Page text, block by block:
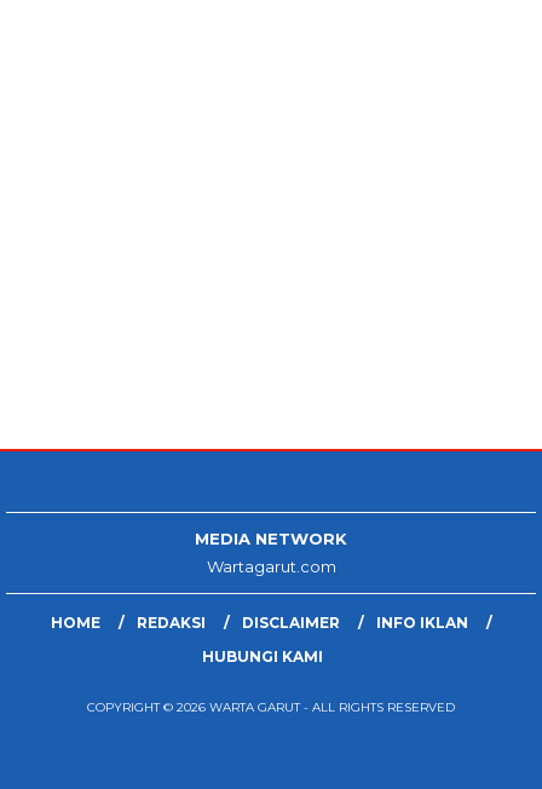
MEDIA NETWORK
Wartagarut.com
HOME REDAKSI DISCLAIMER
INFO IKLAN
HUBUNGI KAMI
COPYRIGHT © 2026 WARTA GARUT - ALL RIGHTS RESERVED